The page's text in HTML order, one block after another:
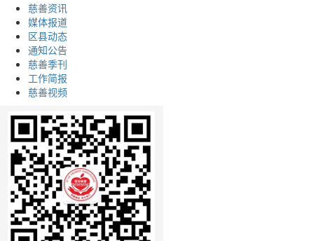
慈善资讯
媒体报道
区县动态
通知公告
慈善季刊
工作简报
慈善视频